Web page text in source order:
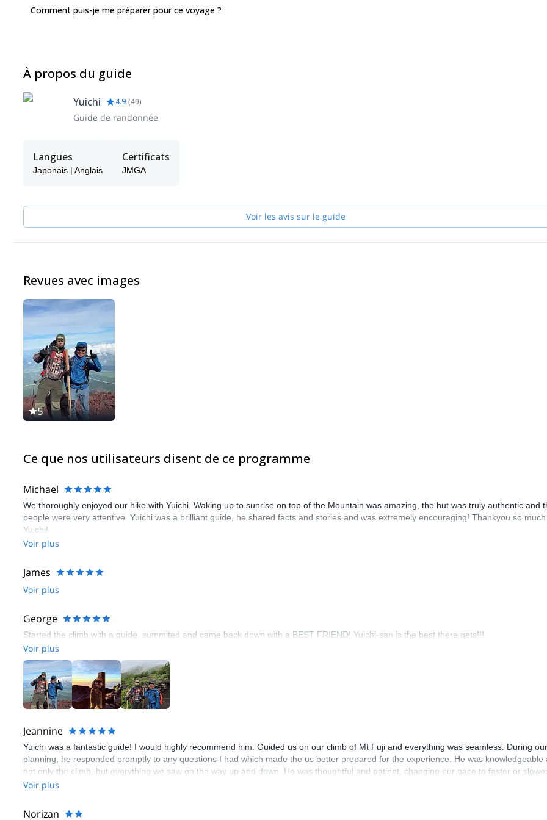
Comment puis-je me préparer pour ce voyage ?
À propos du guide
Yuichi 4.9 (49)
Guide de randonnée
Langues
Japonais | Anglais
Certificats
JMGA
Voir les avis sur le guide
Revues avec images
5
Ce que nos utilisateurs disent de ce programme
Michael
We thoroughly enjoyed our hike with Yuichi. Waking up to sunrise on top of the Mountain was amazing, the hut was truly authentic and
people were very attentive. Yuichi was a brilliant guide, he shared facts and stories and was extremely encouraging! Thankyou so much
Yuichi!
Voir plus
James
Voir plus
George
Started the climb with a guide, summited and came back down with a BEST FRIEND! Yuichi-san is the best there gets!!!
Voir plus
Jeannine
Yuichi was a fantastic guide! I would highly recommend him. Guided us on our climb of Mt Fuji and everything was seamless. During our
planning, he responded promptly to any questions I had which made the us better prepared for the experience. He was knowledgeable
not only the climb, but everything we saw on the way up and down. He was thoughtful and patient, changing our pace to faster or slower
depending on our needs. I would give him more stars if I were able:)
Voir plus
Norizan